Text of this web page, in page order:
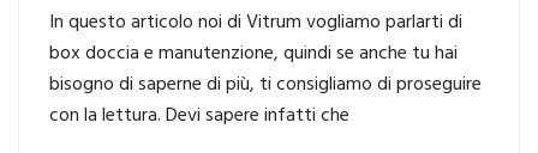
In questo articolo noi di Vitrum vogliamo parlarti di
box doccia e manutenzione, quindi se anche tu hai
bisogno di saperne di più, ti consigliamo di proseguire
con la lettura. Devi sapere infatti che